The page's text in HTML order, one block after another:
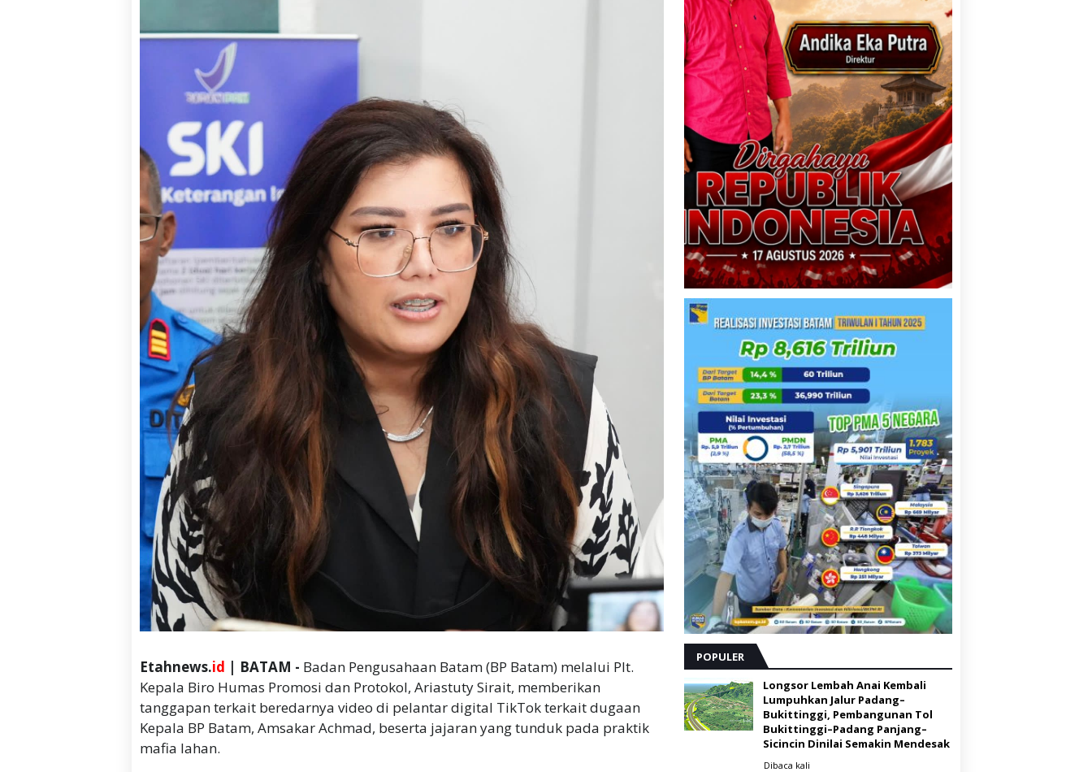
Etahnews.id | BATAM - Badan Pengusahaan Batam (BP Batam) melalui Plt.
Kepala Biro Humas Promosi dan Protokol, Ariastuty Sirait, memberikan
tanggapan terkait beredarnya video di pelantar digital TikTok terkait dugaan
Kepala BP Batam, Amsakar Achmad, beserta jajaran yang tunduk pada praktik
mafia lahan.
POPULER
Longsor Lembah Anai Kembali
Lumpuhkan Jalur Padang–
Bukittinggi, Pembangunan Tol
Bukittinggi–Padang Panjang–
Sicincin Dinilai Semakin Mendesak
Dibaca kali